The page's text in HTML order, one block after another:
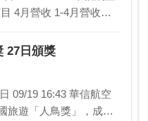
本
27日頒獎
16:43 華信航空
旅遊「人鳥獎」，成為